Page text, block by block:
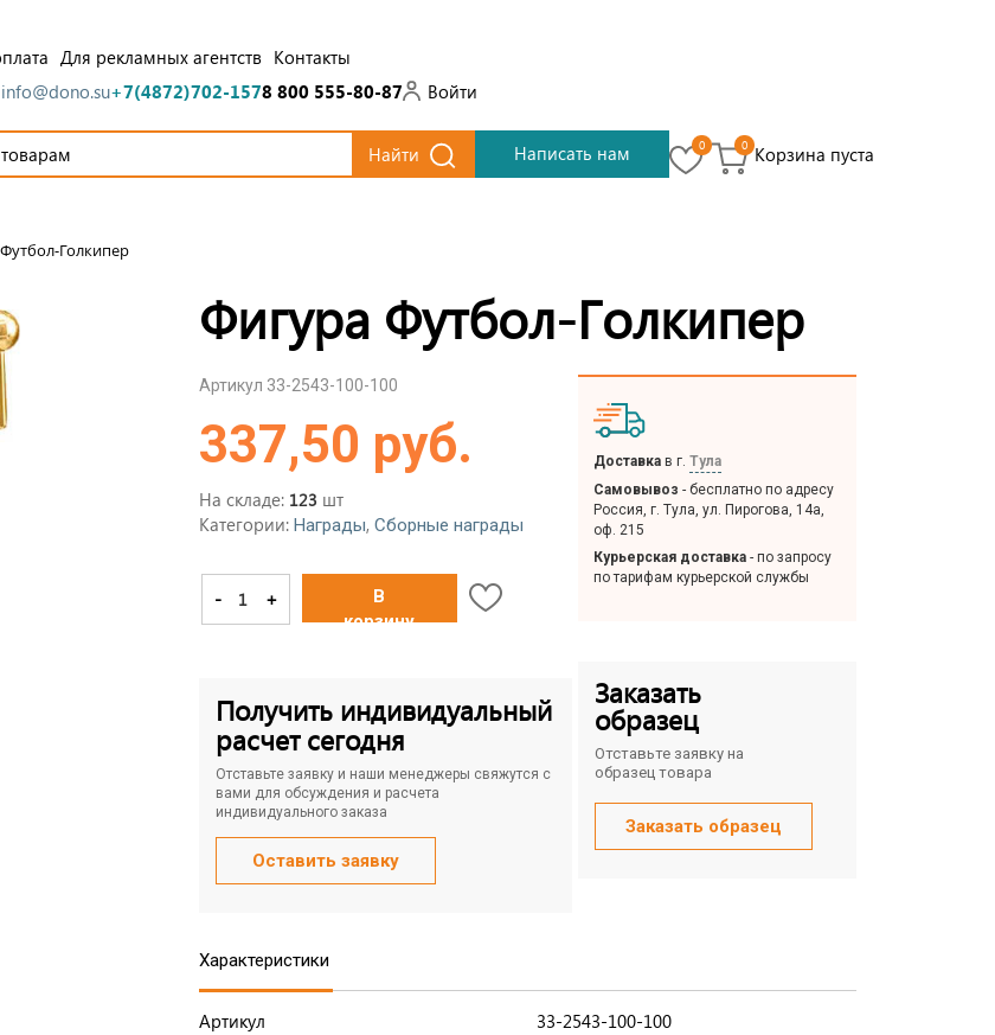
Для рекламных агентств Контакты
info@dono.su+7(4872)702-1578 800 555-80-87 Войти
Найти Написать нам 0 0 Корзина пуста
Голкипер
Фигура Футбол-Голкипер
Артикул 33-2543-100-100
337,50 руб.
На складе: 123 шт
Категории: Награды, Сборные награды
- +
В
корзину
Получить индивидуальный
расчет сегодня
Отставьте заявку и наши менеджеры свяжутся с
вами для обсуждения и расчета
индивидуального заказа
Оставить заявку
Доставка в г. Тула
Самовывоз - бесплатно по адресу
Россия, г. Тула, ул. Пирогова, 14а,
оф. 215
Курьерская доставка - по запросу
по тарифам курьерской службы
Заказать
образец
Отставьте заявку на
образец товара
Заказать образец
Характеристики
Артикул
33-2543-100-100